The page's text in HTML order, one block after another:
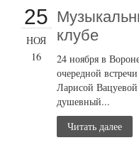
25
НОЯ
16
клубе
24 ноября в
очередной
Ларисой Вацуевой
душевный...
Читать далее